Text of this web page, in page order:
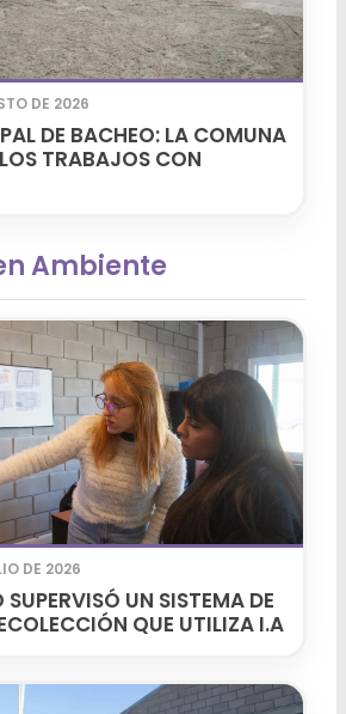
DE 2026
DE BACHEO: LA COMUNA
TRABAJOS CON
Ambiente
DE 2026
UN SISTEMA DE
QUE UTILIZA I.A